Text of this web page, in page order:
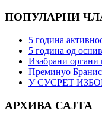
ПОПУЛАРНИ
5 година
5 година од
Изабрани
Преминуо
У СУСРЕТ
АРХИВА САЈТА